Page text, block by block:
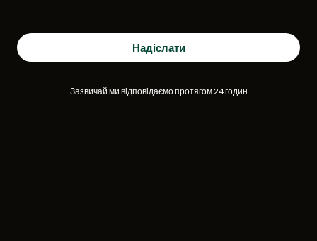
Надіслати
Зазвичай ми відповідаємо протягом 24 годин